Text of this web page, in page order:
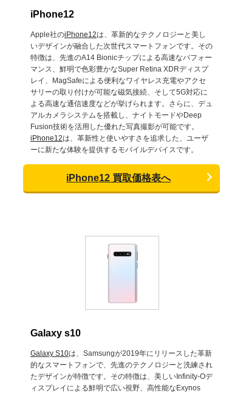
iPhone12
Apple社のiPhone12は、革新的なテクノロジーと美し
いデザインが融合した次世代スマートフォンです。その
特徴は、先進のA14 Bionicチップによる高速なパフォー
マンス、鮮明で色彩豊かなSuper Retina XDRディスプ
レイ、MagSafeによる便利なワイヤレス充電やアクセ
サリーの取り付けが可能な磁気接続、そして5G対応に
よる高速な通信速度などが挙げられます。さらに、デュ
アルカメラシステムを搭載し、ナイトモードやDeep
Fusion技術を活用した優れた写真撮影が可能です。
iPhone12は、革新性と使いやすさを追求した、ユーザ
ーに新たな体験を提供するモバイルデバイスです。
iPhone12 買取価格表へ
Galaxy s10
Galaxy S10は、Samsungが2019年にリリースした革新
的なスマートフォンで、先進のテクノロジーと洗練され
たデザインが特徴です。その特徴は、美しいInfinity-Oデ
ィスプレイによる鮮明で広い視野、高性能なExynos